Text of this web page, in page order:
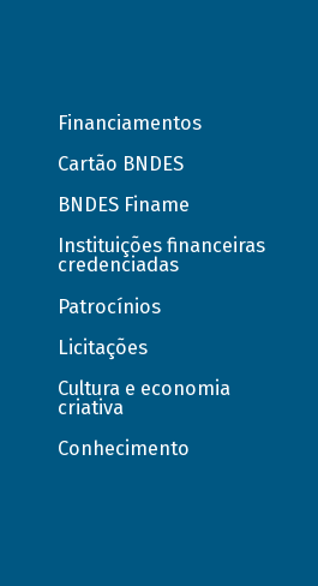
Financiamentos
Cartão BNDES
BNDES Finame
Instituições financeiras
credenciadas
Patrocínios
Licitações
Cultura e economia
criativa
Conhecimento